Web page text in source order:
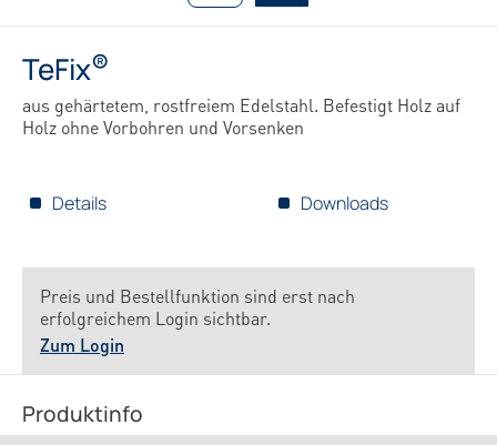
TeFix®
aus gehärtetem, rostfreiem Edelstahl. Befestigt Holz auf
Holz ohne Vorbohren und Vorsenken
Details Downloads
Preis und Bestellfunktion sind erst nach
erfolgreichem Login sichtbar.
Zum Login
Produktinfo